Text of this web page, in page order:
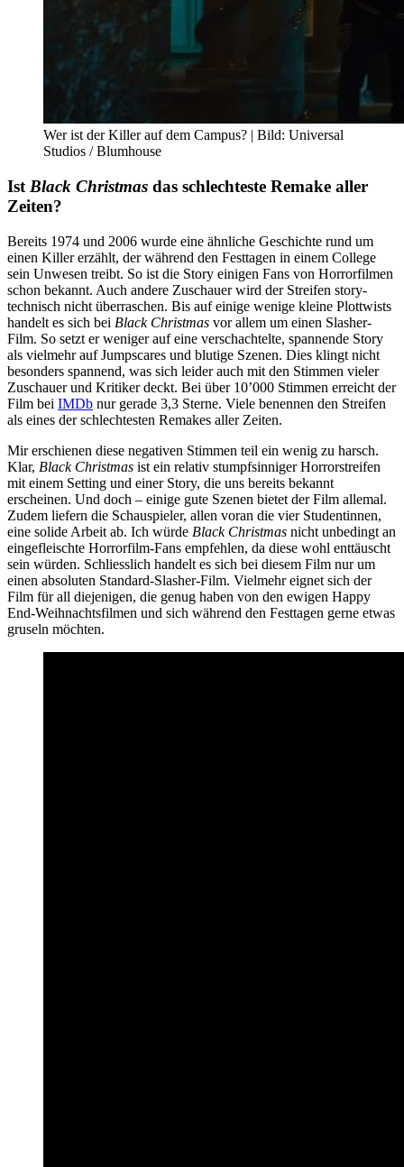
Wer ist der Killer auf dem Campus? | Bild: Universal
Studios / Blumhouse
Ist Black Christmas das schlechteste Remake aller
Zeiten?
Bereits 1974 und 2006 wurde eine ähnliche Geschichte rund um
einen Killer erzählt, der während den Festtagen in einem College
sein Unwesen treibt. So ist die Story einigen Fans von Horrorfilmen
schon bekannt. Auch andere Zuschauer wird der Streifen story-
technisch nicht überraschen. Bis auf einige wenige kleine Plottwists
handelt es sich bei Black Christmas vor allem um einen Slasher-
Film. So setzt er weniger auf eine verschachtelte, spannende Story
als vielmehr auf Jumpscares und blutige Szenen. Dies klingt nicht
besonders spannend, was sich leider auch mit den Stimmen vieler
Zuschauer und Kritiker deckt. Bei über 10’000 Stimmen erreicht der
Film bei IMDb nur gerade 3,3 Sterne. Viele benennen den Streifen
als eines der schlechtesten Remakes aller Zeiten.
Mir erschienen diese negativen Stimmen teil ein wenig zu harsch.
Klar, Black Christmas ist ein relativ stumpfsinniger Horrorstreifen
mit einem Setting und einer Story, die uns bereits bekannt
erscheinen. Und doch – einige gute Szenen bietet der Film allemal.
Zudem liefern die Schauspieler, allen voran die vier Studentinnen,
eine solide Arbeit ab. Ich würde Black Christmas nicht unbedingt an
eingefleischte Horrorfilm-Fans empfehlen, da diese wohl enttäuscht
sein würden. Schliesslich handelt es sich bei diesem Film nur um
einen absoluten Standard-Slasher-Film. Vielmehr eignet sich der
Film für all diejenigen, die genug haben von den ewigen Happy
End-Weihnachtsfilmen und sich während den Festtagen gerne etwas
gruseln möchten.